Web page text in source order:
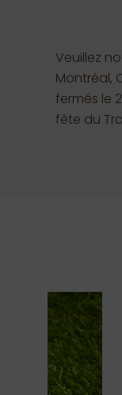
Veuillez
Montréal,
fermés le
fête du